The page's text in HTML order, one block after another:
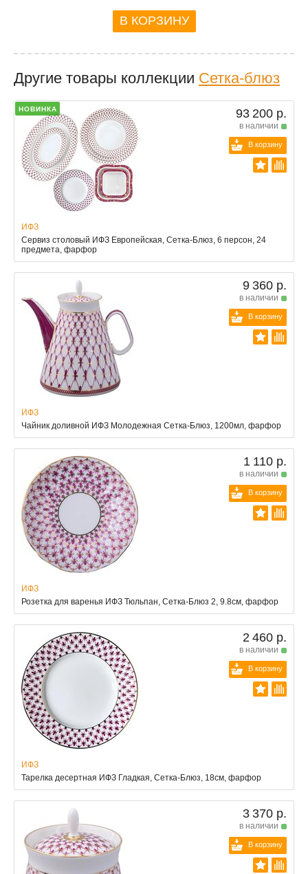
В КОРЗИНУ
Другие товары коллекции Сетка-блюз
НОВИНКА 93 200 р.
в наличии
В корзину
ИФЗ
Сервиз столовый ИФЗ Европейская, Сетка-Блюз, 6 персон, 24
предмета, фарфор
9 360 р.
в наличии
В корзину
ИФЗ
Чайник доливной ИФЗ Молодежная Сетка-Блюз, 1200мл, фарфор
1 110 р.
в наличии
В корзину
ИФЗ
Розетка для варенья ИФЗ Тюльпан, Сетка-Блюз 2, 9.8см, фарфор
2 460 р.
в наличии
В корзину
ИФЗ
Тарелка десертная ИФЗ Гладкая, Сетка-Блюз, 18см, фарфор
3 370 р.
в наличии
В корзину